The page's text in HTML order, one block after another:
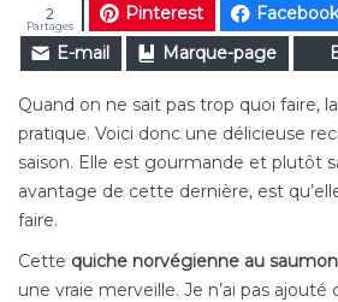
Pinterest Facebook
E-mail
Marque-page
Partages
2
Quand on ne sait pas trop quoi faire,
pratique. Voici donc une délicieuse
saison. Elle est gourmande et plutôt
avantage de cette dernière, est
faire.
Cette quiche norvégienne au
une vraie merveille. Je n’ai pas